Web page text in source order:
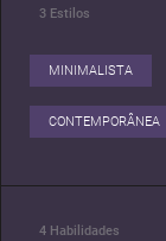
3 Estilos
MINIMALISTA
CONTEMPORÂNEA
4 Habilidades